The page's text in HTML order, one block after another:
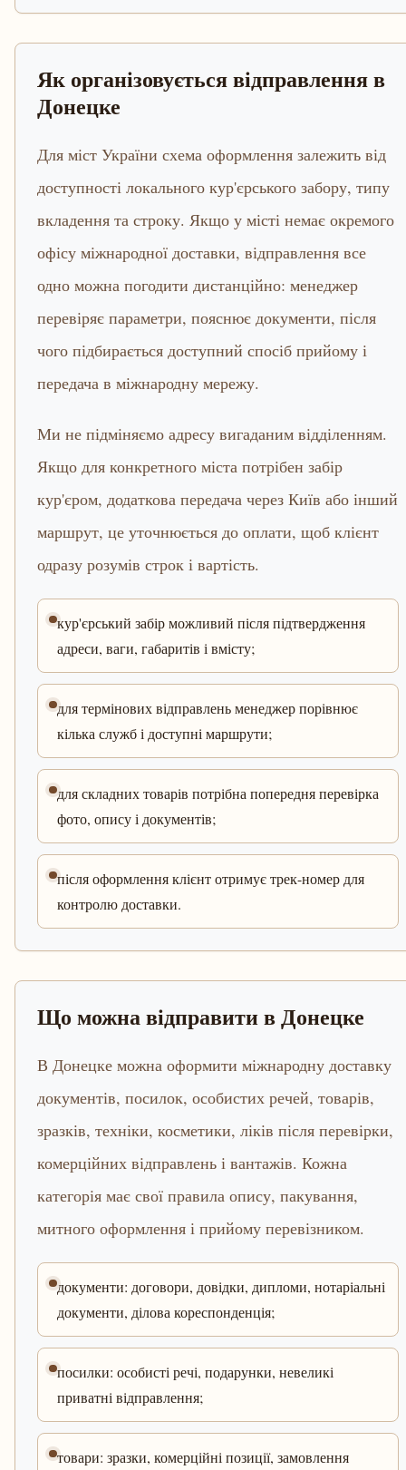
Як організовується відправлення в
Донецке
Для міст України схема оформлення залежить від
доступності локального кур'єрського забору, типу
вкладення та строку. Якщо у місті немає окремого
офісу міжнародної доставки, відправлення все
одно можна погодити дистанційно: менеджер
перевіряє параметри, пояснює документи, після
чого підбирається доступний спосіб прийому і
передача в міжнародну мережу.
Ми не підміняємо адресу вигаданим відділенням.
Якщо для конкретного міста потрібен забір
кур'єром, додаткова передача через Київ або інший
маршрут, це уточнюється до оплати, щоб клієнт
одразу розумів строк і вартість.
кур'єрський забір можливий після підтвердження
адреси, ваги, габаритів і вмісту;
для термінових відправлень менеджер порівнює
кілька служб і доступні маршрути;
для складних товарів потрібна попередня перевірка
фото, опису і документів;
після оформлення клієнт отримує трек-номер для
контролю доставки.
Що можна відправити в Донецке
В Донецке можна оформити міжнародну доставку
документів, посилок, особистих речей, товарів,
зразків, техніки, косметики, ліків після перевірки,
комерційних відправлень і вантажів. Кожна
категорія має свої правила опису, пакування,
митного оформлення і прийому перевізником.
документи: договори, довідки, дипломи, нотаріальні
документи, ділова кореспонденція;
посилки: особисті речі, подарунки, невеликі
приватні відправлення;
товари: зразки, комерційні позиції, замовлення